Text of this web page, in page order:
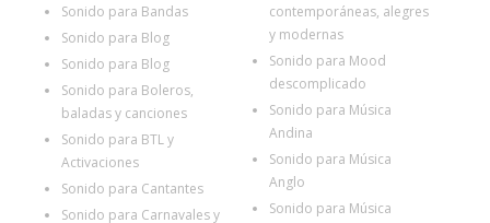
Sonido para Bandas
Sonido para Blog
Sonido para Blog
Sonido para Boleros,
baladas y canciones
Sonido para BTL y
Activaciones
Sonido para Cantantes
Sonido para Carnavales y
contemporáneas, alegres
y modernas
Sonido para Mood
descomplicado
Sonido para Música
Andina
Sonido para Música
Anglo
Sonido para Música